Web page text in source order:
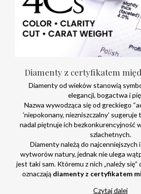
Diamenty z certyfikatem
Diamenty od wieków stanowią
elegancji, bogactwa i
Nazwa wywodząca się od greckiego
‛niepokonany, niezniszczalny’ sugeruje
nadal piętnuje ich bezkonkurencyjność
szlachetnych.
Diamenty należą do najcenniejszych
wytworów natury, jednak nie ulega
jest taki sam. Któremu z nich „należy
oznaczają diamenty z certyfikatem
Czytaj dalej